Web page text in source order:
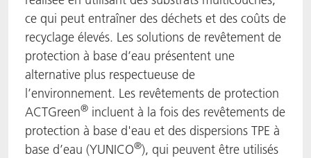
ce qui peut entraîner des déchets et des coûts de
recyclage élevés. Les solutions de revêtement de
protection à base d’eau présentent une
alternative plus respectueuse de
l’environnement. Les revêtements de protection
ACTGreen® incluent à la fois des revêtements de
protection à base d'eau et des dispersions TPE à
base d’eau (YUNICO®), qui peuvent être utilisés